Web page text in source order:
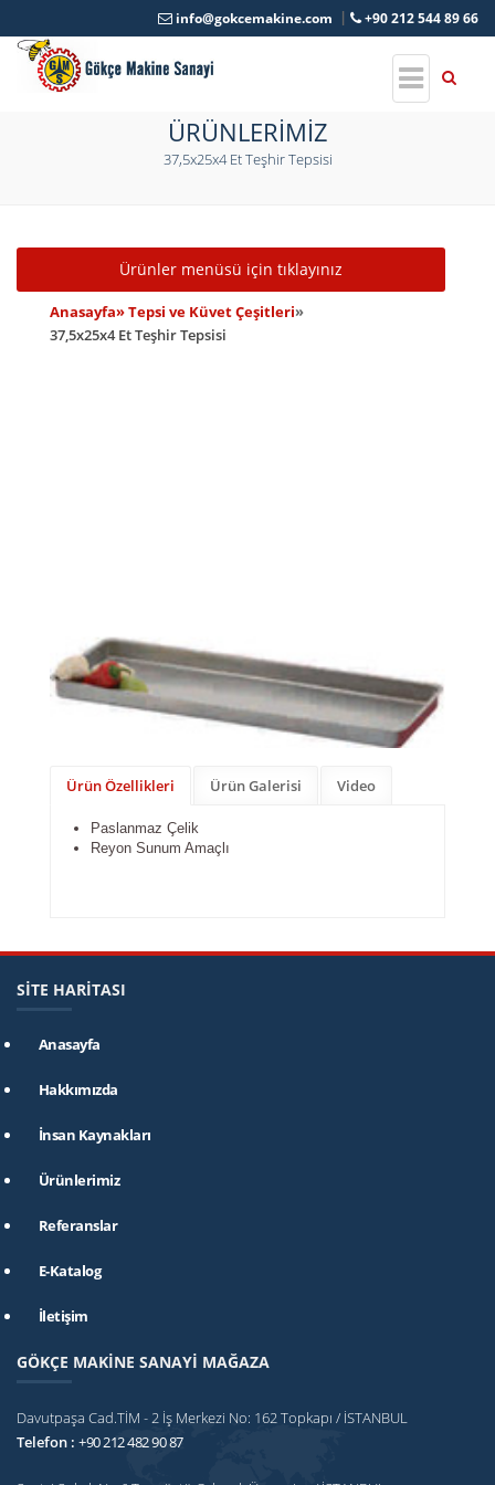
info@gokcemakine.com +90 212 544 89 66
ÜRÜNLERİMİZ
37,5x25x4 Et Teşhir Tepsisi
Toggle navigation
Ürünler menüsü için tıklayınız
Anasayfa» Tepsi ve Küvet Çeşitleri»
37,5x25x4 Et Teşhir Tepsisi
Ürün Özellikleri Ürün Galerisi Video
Paslanmaz Çelik
Reyon Sunum Amaçlı
SİTE HARİTASI
Anasayfa
Hakkımızda
İnsan Kaynakları
Ürünlerimiz
Referanslar
E-Katalog
İletişim
GÖKÇE MAKİNE SANAYİ MAĞAZA
Davutpaşa Cad.TİM - 2 İş Merkezi No: 162 Topkapı / İSTANBUL
Telefon : +90 212 482 90 87